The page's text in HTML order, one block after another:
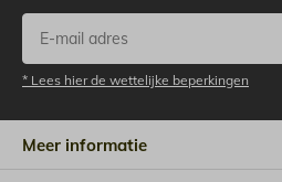
* Lees hier de wettelijke beperkingen
Meer informatie